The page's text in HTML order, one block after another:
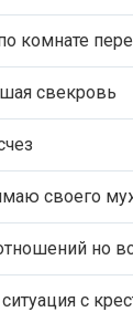
комнате
свекровь
своего
но
с